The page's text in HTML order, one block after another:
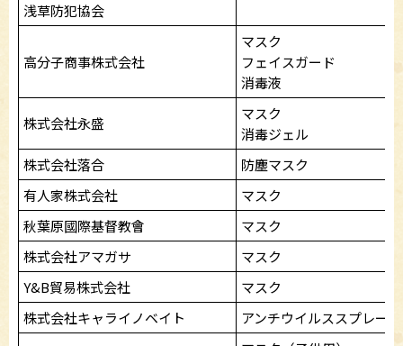
浅草防犯協会
高分子商事株式会社
マスク
フェイスガード
消毒液
株式会社永盛
マスク
消毒ジェル
株式会社落合
防塵マスク
有人家株式会社
マスク
秋葉原國際基督教會
マスク
株式会社アマガサ
マスク
Y&B貿易株式会社
マスク
株式会社キャライノベイト
アンチウイルススプレー